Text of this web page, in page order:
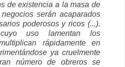
de existencia a la masa de
serán acaparados
poderosos y ricos (...).
uso lamentan los
rápidamente en
ya cruelmente
número de obreros se